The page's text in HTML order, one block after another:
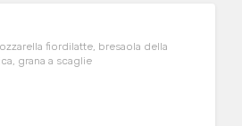
fiordilatte, bresaola della
grana a scaglie